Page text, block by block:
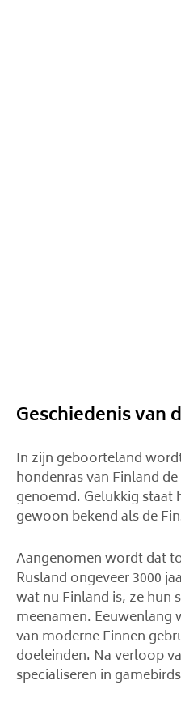
Geschiedenis van
In zijn geboorteland
hondenras van Finland
genoemd. Gelukkig staat
gewoon bekend als de
Aangenomen wordt dat
Rusland ongeveer 3000
wat nu Finland is, ze hun
meenamen. Eeuwenlang
van moderne Finnen
doeleinden. Na verloop
specialiseren in